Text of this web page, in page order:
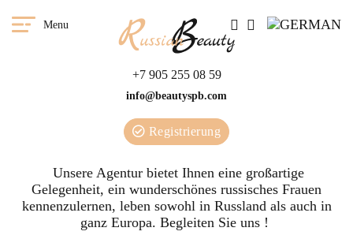
Menu
+7 905 255 08 59
info@beautyspb.com
Registrierung
Unsere Agentur bietet Ihnen eine großartige
Gelegenheit, ein wunderschönes russisches Frauen
kennenzulernen, leben sowohl in Russland als auch in
ganz Europa. Begleiten Sie uns !